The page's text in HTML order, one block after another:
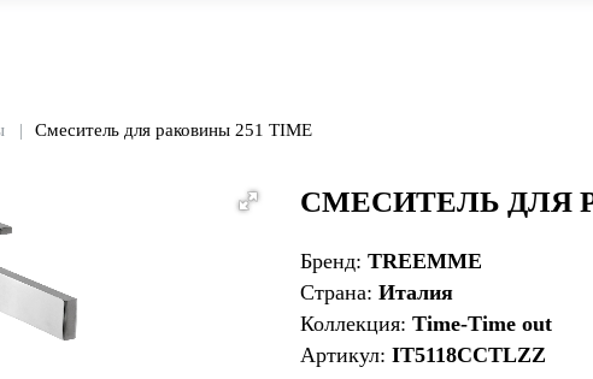
Смеситель для раковины 251 TIME
СМЕСИТЕЛЬ ДЛЯ
Бренд: TREEMME
Страна: Италия
Коллекция: Time-Time out
Артикул: IT5118CCTLZZ